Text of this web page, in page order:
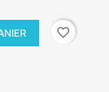
favorite_border